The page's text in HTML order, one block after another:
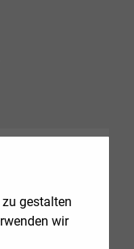
gestalten
wir